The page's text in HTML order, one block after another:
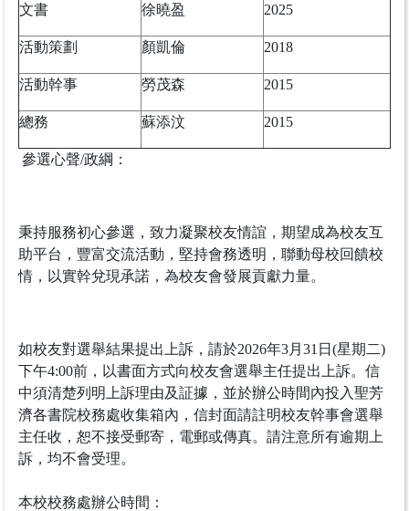
文書 徐曉盈 2025
活動策劃 顏凱倫 2018
活動幹事 勞茂森 2015
總務 蘇添汶 2015
參選心聲/政綱：
秉持服務初心參選，致力凝聚校友情誼，期望成為校友互
助平台，豐富交流活動，堅持會務透明，聯動母校回饋校
情，以實幹兌現承諾，為校友會發展貢獻力量。
如校友對選舉結果提出上訴，請於2026年3月31日(星期二)
下午4:00前，以書面方式向校友會選舉主任提出上訴。信
中須清楚列明上訴理由及証據，並於辦公時間內投入聖芳
濟各書院校務處收集箱內，信封面請註明校友幹事會選舉
主任收，恕不接受郵寄，電郵或傳真。請注意所有逾期上
訴，均不會受理。
本校校務處辦公時間：